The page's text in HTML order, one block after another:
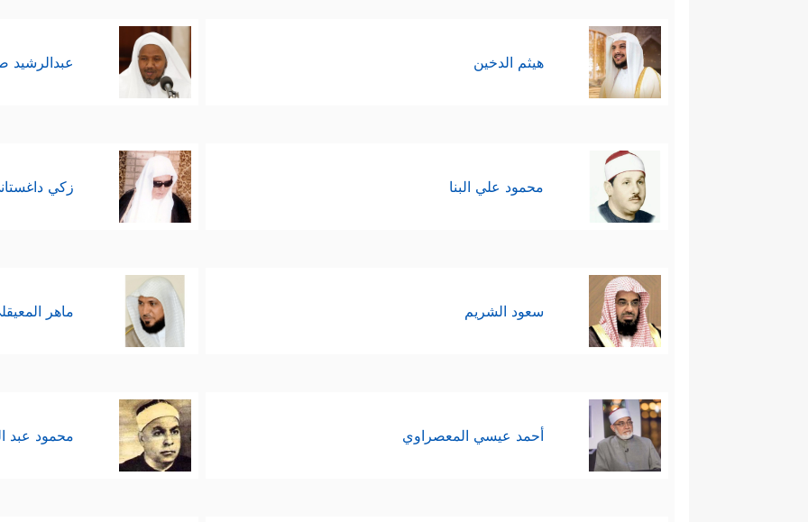
هيثم الدخين عبدالرشيد
محمود علي البنا زكي
سعود الشريم ماهر
أحمد عيسي المعصراوي محمود عبد